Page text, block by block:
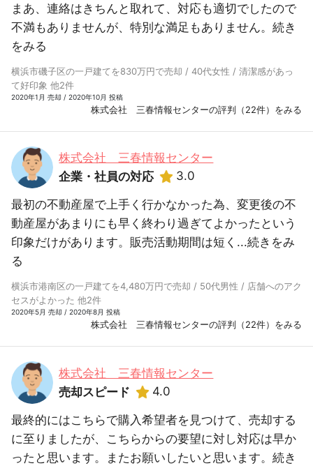
まあ、連絡はきちんと取れて、対応も適切でしたので
不満もありませんが、特別な満足もありません。 続き
をみる
横浜市磯子区の一戸建てを830万円で売却 / 40代女性 / 清潔感があっ
て好印象 他2件
2020年1月 売却 / 2020年10月 投稿
株式会社 三春情報センターの評判（22件）をみる
株式会社 三春情報センター
企業・社員の対応
3.0
最初の不動産屋で上手く行かなかった為、変更後の不
動産屋があまりにも早く終わり過ぎてよかったという
印象だけがあります。販売活動期間は短く...続きをみ
る
横浜市港南区の一戸建てを4,480万円で売却 / 50代男性 / 店舗へのアク
セスがよかった 他2件
2020年5月 売却 / 2020年8月 投稿
株式会社 三春情報センターの評判（22件）をみる
株式会社 三春情報センター
売却スピード
4.0
最終的にはこちらで購入希望者を見つけて、売却する
に至りましたが、こちらからの要望に対し対応は早か
ったと思います。またお願いしたいと思います。 続き